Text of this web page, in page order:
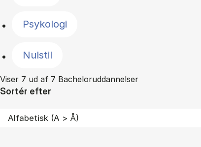
Psykologi
Nulstil
Viser 7 ud af 7 Bacheloruddannelser
Sortér efter